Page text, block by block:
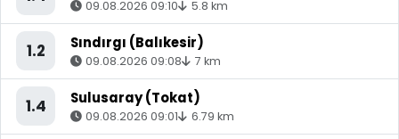
09.08.2026 09:10 5.8 km
1.2 Sındırgı (Balıkesir)
09.08.2026 09:08 7 km
1.4 Sulusaray (Tokat)
09.08.2026 09:01 6.79 km